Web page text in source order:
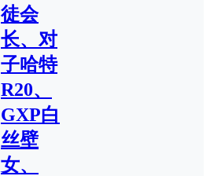
徒会
长、对
子哈特
R20、
GXP白
丝壁
女、